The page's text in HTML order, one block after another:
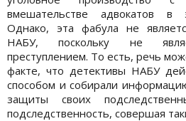
вмешательстве адвокатов в
Однако, эта фабула не
НАБУ, поскольку не
преступлением. То есть, речь
факте, что детективы НАБУ
способом и собирали
защиты своих
подследственность, совершая